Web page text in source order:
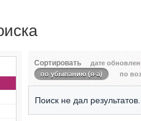
Сортировать
дате
по убыванию (я-а)
по
Поиск не дал результатов.